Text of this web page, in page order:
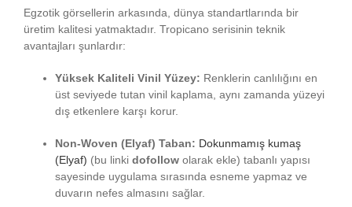
Egzotik görsellerin arkasında, dünya standartlarında bir
üretim kalitesi yatmaktadır. Tropicano serisinin teknik
avantajları şunlardır:
Yüksek Kaliteli Vinil Yüzey: Renklerin canlılığını en
üst seviyede tutan vinil kaplama, aynı zamanda yüzeyi
dış etkenlere karşı korur.
Non-Woven (Elyaf) Taban: Dokunmamış kumaş
(Elyaf) (bu linki dofollow olarak ekle) tabanlı yapısı
sayesinde uygulama sırasında esneme yapmaz ve
duvarın nefes almasını sağlar.